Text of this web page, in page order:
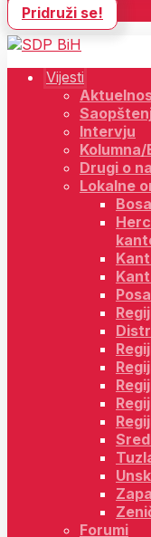
Pridruži se!
Vijesti
Intervju
Kolumna/
Drugi o
Lokalne
Forumi